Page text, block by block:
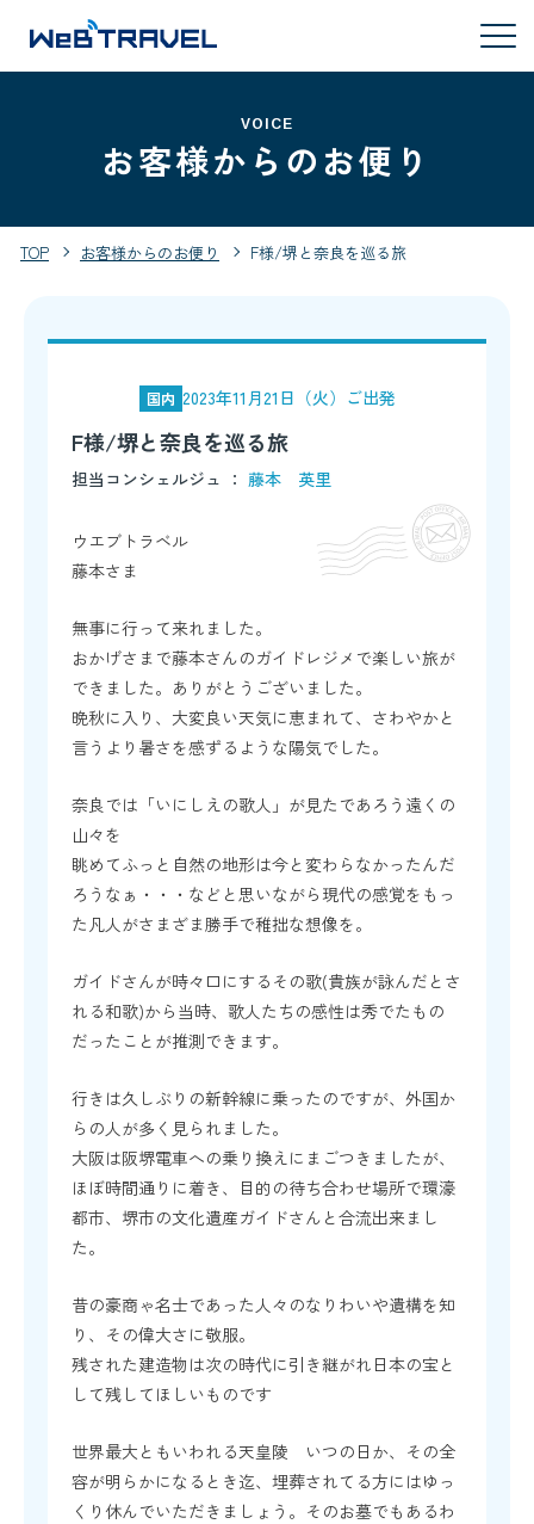
VOICE
お客様からのお便り
TOP お客様からのお便り F様/堺と奈良を巡る旅
国内 2023年11月21日（火）ご出発
F様/堺と奈良を巡る旅
担当コンシェルジュ ： 藤本 英里
ウエブトラベル
藤本さま
無事に行って来れました。
おかげさまで藤本さんのガイドレジメで楽しい旅が
できました。ありがとうございました。
晩秋に入り、大変良い天気に恵まれて、さわやかと
言うより暑さを感ずるような陽気でした。
奈良では「いにしえの歌人」が見たであろう遠くの
山々を
眺めてふっと自然の地形は今と変わらなかったんだ
ろうなぁ・・・などと思いながら現代の感覚をもっ
た凡人がさまざま勝手で稚拙な想像を。
ガイドさんが時々口にするその歌(貴族が詠んだとさ
れる和歌)から当時、歌人たちの感性は秀でたもの
だったことが推測できます。
行きは久しぶりの新幹線に乗ったのですが、外国か
らの人が多く見られました。
大阪は阪堺電車への乗り換えにまごつきましたが、
ほぼ時間通りに着き、目的の待ち合わせ場所で環濠
都市、堺市の文化遺産ガイドさんと合流出来まし
た。
昔の豪商ゃ名士であった人々のなりわいや遺構を知
り、その偉大さに敬服。
残された建造物は次の時代に引き継がれ日本の宝と
して残してほしいものです
世界最大ともいわれる天皇陵 いつの日か、その全
容が明らかになるとき迄、埋葬されてる方にはゆっ
くり休んでいただきましょう。そのお墓でもあるわ